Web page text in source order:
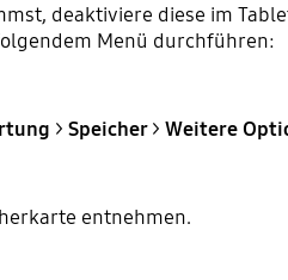
deaktiviere diese im
Menü durchführen:
> Speicher> Weitere
entnehmen.